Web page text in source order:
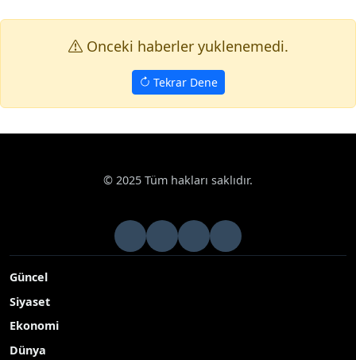
Onceki haberler yuklenemedi.
Tekrar Dene
© 2025 Tüm hakları saklıdır.
Güncel
Siyaset
Ekonomi
Dünya